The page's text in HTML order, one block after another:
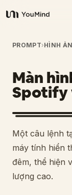
YouMind
Tổng quan
Các trường
Kỹ năng
Lời nhắc
Giá cả
PROMPT›HÌNH
Màn
Spotify
Một câu lệnh
máy tính hiển
đêm, thể hiện
lượng cao.